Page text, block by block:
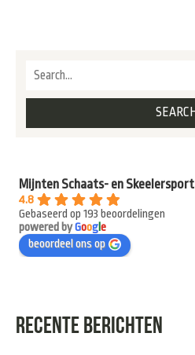
Mijnten Schaats- en Skeelersport
4.8
Gebaseerd op 193 beoordelingen
powered byGooge
beoordeel ons op
RECENTE BERICHTEN